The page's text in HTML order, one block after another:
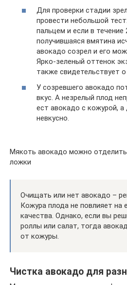
Для проверки стадии
провести небольшой
пальцем и если в течение
получившаяся вмятина
авокадо созрел и его
Ярко-зеленый оттенок
также свидетельствует о
У созревшего авокадо
вкус. А незрелый плод
ест авокадо с кожурой, а
невкусно.
Мякоть авокадо можно
ложки
Очищать или нет авокадо –
Кожура плода не повлияет на
качества. Однако, если вы
роллы или салат, тогда
от кожуры.
Чистка авокадо для